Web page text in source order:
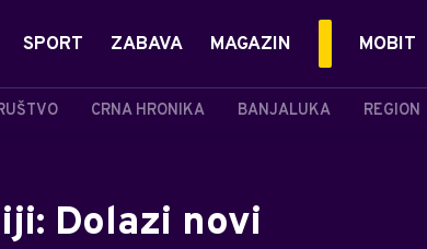
CRNA HRONIKA BANJALUKA REGION
SPORT ZABAVA MAGAZIN MOBIT
Dolazi novi